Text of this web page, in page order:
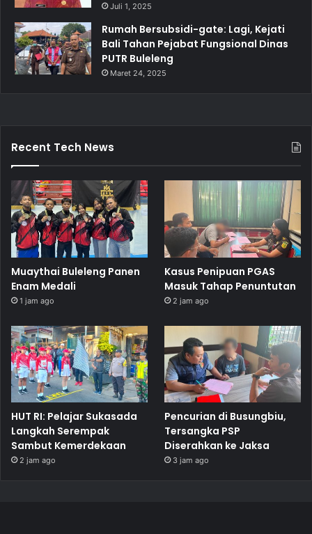
Juli 1, 2025
Rumah Bersubsidi-gate: Lagi, Kejati
Bali Tahan Pejabat Fungsional Dinas
PUTR Buleleng
Maret 24, 2025
Recent Tech News
Muaythai Buleleng Panen
Enam Medali
1 jam ago
Kasus Penipuan PGAS
Masuk Tahap Penuntutan
2 jam ago
HUT RI: Pelajar Sukasada
Langkah Serempak
Sambut Kemerdekaan
2 jam ago
Pencurian di Busungbiu,
Tersangka PSP
Diserahkan ke Jaksa
3 jam ago